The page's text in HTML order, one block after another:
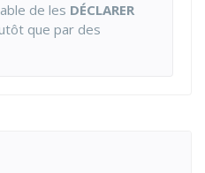
de les DÉCLARER
que par des